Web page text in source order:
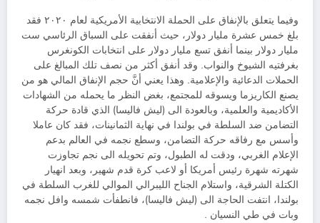
وفيما يتعلق بالإنفاق على الحملة الانتخابية الأمريكية لعام ٢٠٢٠ فقد
بلغ خمس عشرة مليار دولار، حيث أنفقت على السباق الرئاسي ست
مليار دولار بينما أنفق تسع مليار دولار على انتخابات الكونغرس
بغرفتيه الشيوخ والنواب. وقد أنفق أكثر من نصف تلك المبالغ على
الحملات الدعائية والإعلامية. وهذا يعني أنَّ حجم الإنفاق المالي هو من
يصنع الكاريزما ويسوقه للمجتمع، بغض النظر ما يحمله من الشهادات
الأكاديمية والعلمية، وبالعودة الى (ليش فاليسا) الذي قادة حركة
التضامن ضد السلطة في بولندا في نهاية الثمانينات، فقد كان عاملا
وأسس مع رفاقه حركة التضامن، وسطع نجمه في العالم بدعم
الإعلام الغربي، ودقت له الطبول، وتم تحويله الى نجم تجاوزت
شهرته شهرة رئيس أمريكا أو لاعب كرة قدم شهير، وبعد انهيار
الكتلة الشرقية، واستلام الجناح الليبرالي الموالي للغرب السلطة في
بولندا، انتفت الحاجة الى (ليش فاليسا)، فانطفأت شمسه وافل نجمه
وبات في طي النسيان .